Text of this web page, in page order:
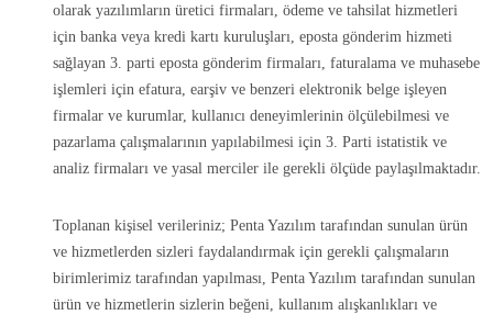
olarak yazılımların üretici firmaları, ödeme ve tahsilat hizmetleri
için banka veya kredi kartı kuruluşları, eposta gönderim hizmeti
sağlayan 3. parti eposta gönderim firmaları, faturalama ve muhasebe
işlemleri için efatura, earşiv ve benzeri elektronik belge işleyen
firmalar ve kurumlar, kullanıcı deneyimlerinin ölçülebilmesi ve
pazarlama çalışmalarının yapılabilmesi için 3. Parti istatistik ve
analiz firmaları ve yasal merciler ile gerekli ölçüde paylaşılmaktadır.
Toplanan kişisel verileriniz; Penta Yazılım tarafından sunulan ürün
ve hizmetlerden sizleri faydalandırmak için gerekli çalışmaların
birimlerimiz tarafından yapılması, Penta Yazılım tarafından sunulan
ürün ve hizmetlerin sizlerin beğeni, kullanım alışkanlıkları ve